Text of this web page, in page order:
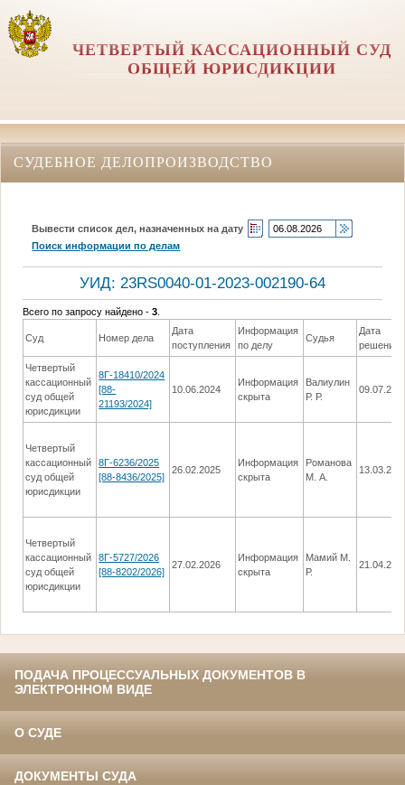
ЧЕТВЕРТЫЙ КАССАЦИОННЫЙ СУД
ОБЩЕЙ ЮРИСДИКЦИИ
СУДЕБНОЕ ДЕЛОПРОИЗВОДСТВО
Вывести список дел, назначенных на дату
Поиск информации по делам
УИД: 23RS0040-01-2023-002190-64
Всего по запросу найдено -3
Суд Номер дела
Дата
поступления
Информация
по делу
Судья
Дата
решения
Четвертый
кассационный
суд общей
юрисдикции
8Г-18410/2024
[88-
21193/2024]
10.06.2024
Информация
скрыта
Валиулин
Р. Р.
Четвертый
кассационный
суд общей
юрисдикции
8Г-6236/2025
[88-8436/2025]
26.02.2025
Информация
скрыта
Романова
М. А.
Четвертый
кассационный
суд общей
юрисдикции
8Г-5727/2026
[88-8202/2026]
27.02.2026
Информация
скрыта
Мамий М.
Р.
ПОДАЧА ПРОЦЕССУАЛЬНЫХ ДОКУМЕНТОВ В
ЭЛЕКТРОННОМ ВИДЕ
О СУДЕ
ДОКУМЕНТЫ СУДА